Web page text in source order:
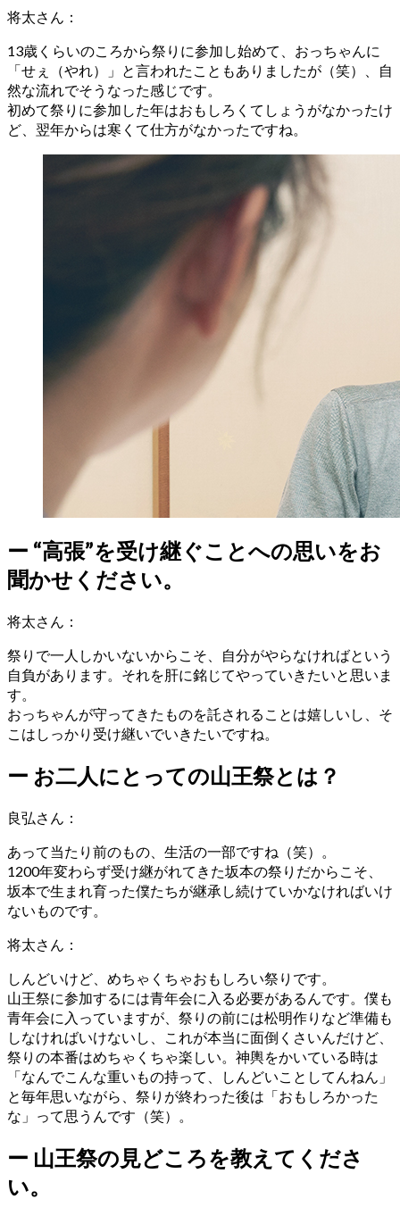
将太さん
：
13歳くらいのころから祭りに参加し始めて、おっちゃんに
「せぇ（やれ）」と言われたこともありましたが（笑）、自
然な流れでそうなった感じです。
初めて祭りに参加した年はおもしろくてしょうがなかったけ
ど、翌年からは寒くて仕方がなかったですね。
ー “高張”を受け継ぐことへの思いをお
聞かせください。
将太さん ：
祭りで一人しかいないからこそ、自分がやらなければという
自負があります。それを肝に銘じてやっていきたいと思いま
す。
おっちゃんが守ってきたものを託されることは嬉しいし、そ
こはしっかり受け継いでいきたいですね。
ー お二人にとっての山王祭とは？
良弘さん ：
あって当たり前のもの、生活の一部ですね（笑）。
1200年変わらず受け継がれてきた坂本の祭りだからこそ、
坂本で生まれ育った僕たちが継承し続けていかなければいけ
ないものです。
将太さん ：
しんどいけど、めちゃくちゃおもしろい祭りです。
山王祭に参加するには青年会に入る必要があるんです。僕も
青年会に入っていますが、祭りの前には松明作りなど準備も
しなければいけないし、これが本当に面倒くさいんだけど、
祭りの本番はめちゃくちゃ楽しい。神輿をかいている時は
「なんでこんな重いもの持って、しんどいことしてんねん」
と毎年思いながら、祭りが終わった後は「おもしろかった
な」って思うんです（笑）。
ー 山王祭の見どころを教えてくださ
い。